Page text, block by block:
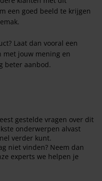
een goed beeld te krijgen
Laat dan vooral een
met jouw mening en
beter aanbod.
gestelde vragen over dit
onderwerpen alvast
verder kunt.
niet vinden? Neem dan
experts we helpen je